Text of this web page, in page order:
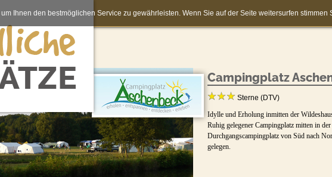
Campingplatz
Sterne (DTV)
Idylle und Erholung inmitten der
Ruhig gelegener Campingplatz mitten in
Durchgangscampingplatz von Süd nach
gelegen.
Ihnen den bestmöglichen Service zu gewährleisten. Wenn Sie auf der Seite weitersurfen